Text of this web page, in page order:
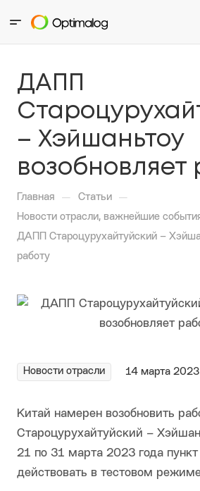
ДАПП
– Хэйшаньтоу
возобновляет
Главная — Статьи —
Новости отрасли, важнейшие
ДАПП Староцурухайтуйский –
работу
Новости отрасли 14 марта 2023
Китай намерен возобновить
Староцурухайтуйский –
21 по 31 марта 2023 года пункт
действовать в тестовом